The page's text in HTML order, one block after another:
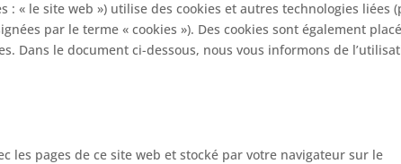
: « le site web ») utilise des cookies et autres technologies liées
par le terme « cookies »). Des cookies sont également
Dans le document ci-dessous, nous vous informons de
les pages de ce site web et stocké par votre navigateur sur le